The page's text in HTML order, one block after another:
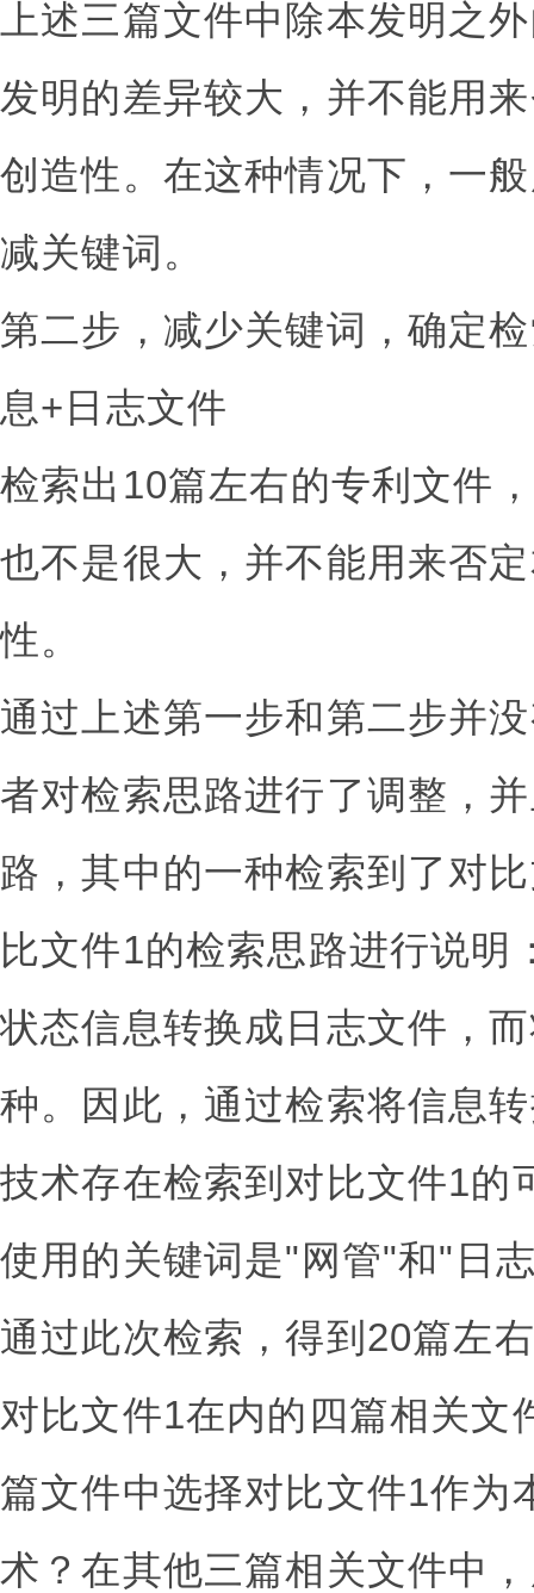
上述三篇文件中除本发明之
发明的差异较大，并不能用
创造性。在这种情况下，一
减关键词。
第二步，减少关键词，确定
息+日志文件
检索出10篇左右的专利文件
也不是很大，并不能用来否
性。
通过上述第一步和第二步并
者对检索思路进行了调整，
路，其中的一种检索到了对
比文件1的检索思路进行说明
状态信息转换成日志文件，
种。因此，通过检索将信息
技术存在检索到对比文件1的
使用的关键词是"网管"和"日
通过此次检索，得到20篇左
对比文件1在内的四篇相关文
篇文件中选择对比文件1作为
术？在其他三篇相关文件中